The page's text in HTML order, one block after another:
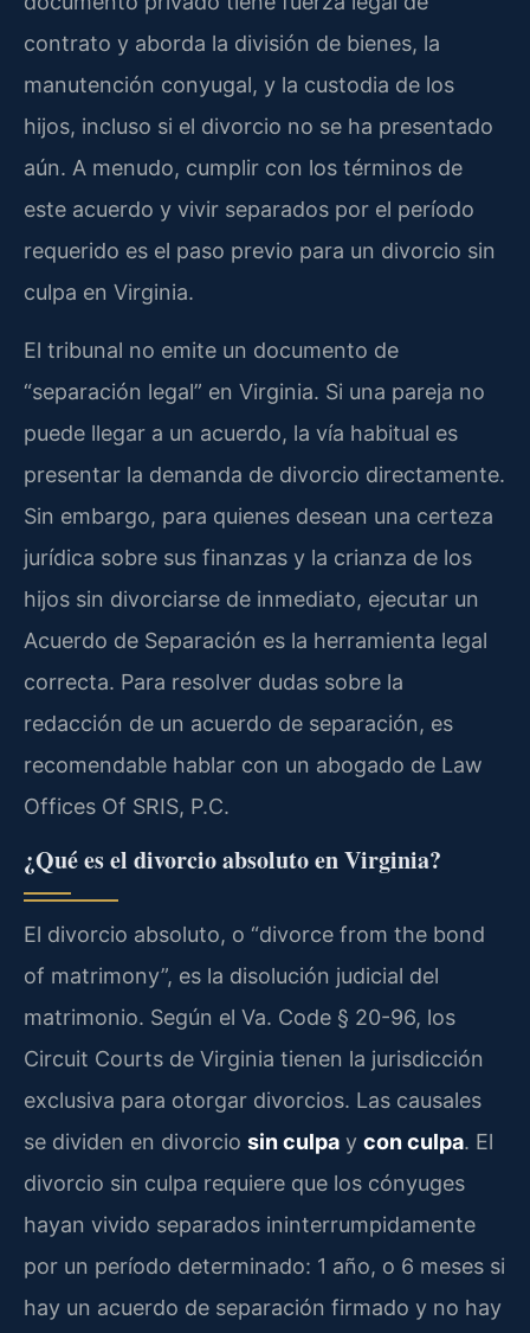
contrato y aborda la división de bienes, la
manutención conyugal, y la custodia de los
hijos, incluso si el divorcio no se ha presentado
aún. A menudo, cumplir con los términos de
este acuerdo y vivir separados por el período
requerido es el paso previo para un divorcio sin
culpa en Virginia.
El tribunal no emite un documento de
“separación legal” en Virginia. Si una pareja no
puede llegar a un acuerdo, la vía habitual es
presentar la demanda de divorcio directamente.
Sin embargo, para quienes desean una certeza
jurídica sobre sus finanzas y la crianza de los
hijos sin divorciarse de inmediato, ejecutar un
Acuerdo de Separación es la herramienta legal
correcta. Para resolver dudas sobre la
redacción de un acuerdo de separación, es
recomendable hablar con un abogado de Law
Offices Of SRIS, P.C.
¿Qué es el divorcio absoluto en Virginia?
El divorcio absoluto, o “divorce from the bond
of matrimony”, es la disolución judicial del
matrimonio. Según el Va. Code § 20-96, los
Circuit Courts de Virginia tienen la jurisdicción
exclusiva para otorgar divorcios. Las causales
se dividen en divorcio sin culpa y con culpa. El
divorcio sin culpa requiere que los cónyuges
hayan vivido separados ininterrumpidamente
por un período determinado: 1 año, o 6 meses si
hay un acuerdo de separación firmado y no hay